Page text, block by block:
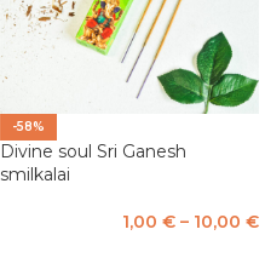
-58%
Divine soul Sri Ganesh
smilkalai
1,00 € – 10,00 €